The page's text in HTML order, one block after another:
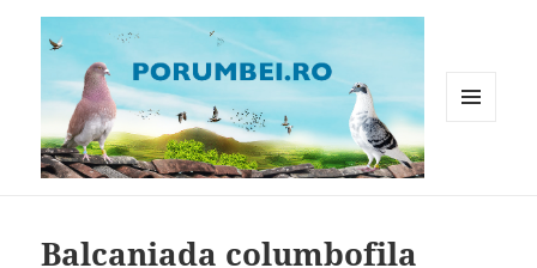
Balcaniada columbofila